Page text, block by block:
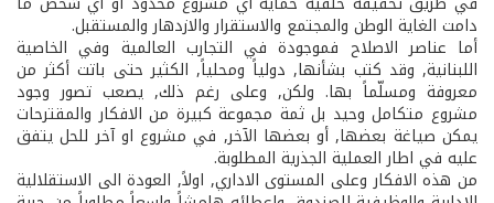
دامت الغاية الوطن والمجتمع والاستقرار والازدهار والمستقبل.
أما عناصر الاصلاح فموجودة في التجارب العالمية وفي الخاصية
اللبنانية, وقد كتب بشأنها, دولياً ومحلياً, الكثير حتى باتت أكثر من
معروفة ومسلّماً بها. ولكن, وعلى رغم ذلك, يصعب تصور وجود
مشروع متكامل وحيد بل ثمة مجموعة كبيرة من الافكار والمقترحات
يمكن صياغة بعضها, أو بعضها الآخر, في مشروع او آخر للحل يتفق
عليه في اطار العملية الجذرية المطلوبة.
من هذه الافكار وعلى المستوى الاداري, اولاً, العودة الى الاستقلالية